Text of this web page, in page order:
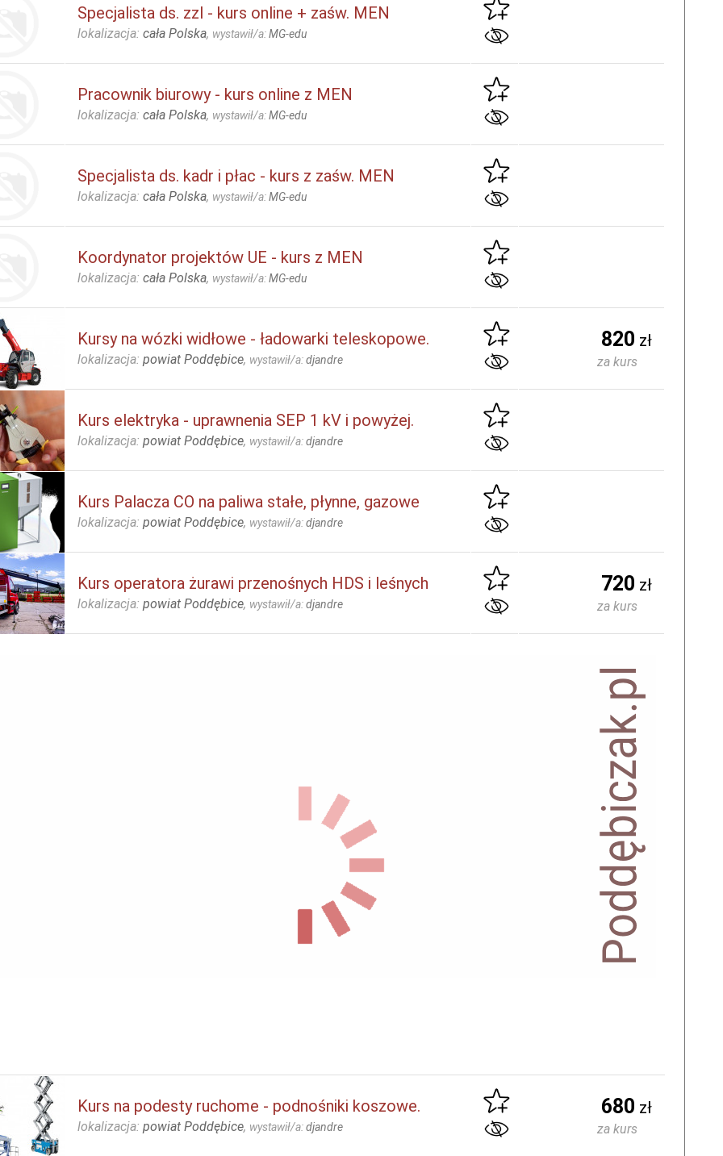
Specjalista ds. zzl - kurs online + zaśw. MEN
lokalizacja: cała Polska, wystawił/a:MG-edu
Pracownik biurowy - kurs online z MEN
lokalizacja: cała Polska, wystawił/a:MG-edu
Specjalista ds. kadr i płac - kurs z zaśw. MEN
lokalizacja: cała Polska, wystawił/a:MG-edu
Koordynator projektów UE - kurs z MEN
lokalizacja: cała Polska, wystawił/a:MG-edu
Kursy na wózki widłowe - ładowarki teleskopowe.
lokalizacja: powiat Poddębice, wystawił/a:djandre
820 zł
za kurs
Kurs elektryka - uprawnenia SEP 1 kV i powyżej.
lokalizacja: powiat Poddębice, wystawił/a:djandre
Kurs Palacza CO na paliwa stałe, płynne, gazowe
lokalizacja: powiat Poddębice, wystawił/a:djandre
Kurs operatora żurawi przenośnych HDS i leśnych
lokalizacja: powiat Poddębice, wystawił/a:djandre
720 zł
za kurs
Kurs na podesty ruchome - podnośniki koszowe.
lokalizacja: powiat Poddębice, wystawił/a:djandre
680 zł
za kurs